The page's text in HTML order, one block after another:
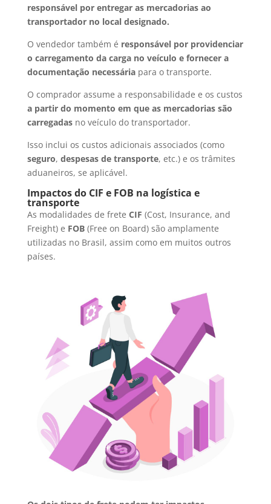
responsável por entregar as mercadorias ao
transportador no local designado.
O vendedor também é responsável por providenciar
o carregamento da carga no veículo e fornecer a
documentação necessáriapara o transporte.
O comprador assume a responsabilidade e os custos
a partir do momento em que as mercadorias são
carregadasno veículo do transportador.
Isso inclui os custos adicionais associados (como
seguro, despesas de transporte, etc.) e os trâmites
aduaneiros, se aplicável.
Impactos do CIF e FOB na logística e
transporte
As modalidades de frete CIF (Cost, Insurance, and
Freight) e FOB (Free on Board) são amplamente
utilizadas no Brasil, assim como em muitos outros
países.